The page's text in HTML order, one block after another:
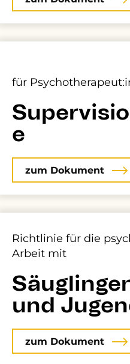
für
e
zum Dokument
Richtlinie für die
Arbeit mit
und
zum Dokument